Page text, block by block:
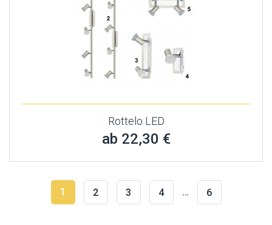
Rottelo LED
ab 22,30 €
1 2 3 4 … 6